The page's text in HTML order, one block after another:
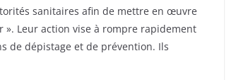
sanitaires afin de mettre en œuvre
». Leur action vise à rompre rapidement
de dépistage et de prévention. Ils